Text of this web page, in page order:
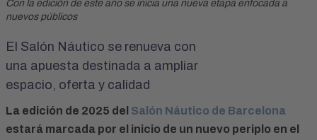
Con la edición de este año se inicia una nueva etapa enfocada a
nuevos públicos
El Salón Náutico se renueva con
una apuesta destinada a ampliar
espacio, oferta y calidad
La edición de 2025 del Salón Náutico de Barcelona
estará marcada por el inicio de un nuevo periplo en el